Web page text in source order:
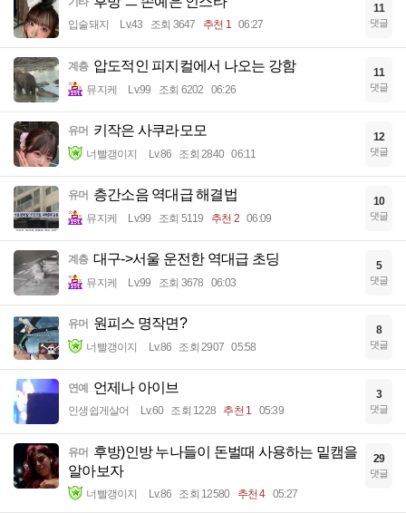
입술돼지 Lv.43 조회 3647 추천 1 06:27
11
댓글
계층 압도적인 피지컬에서 나오는 강함
뮤지케 Lv.99 조회 6202 06:26
11
댓글
유머 키작은 사쿠라모모
너빨갱이지 Lv.86 조회 2840 06:11
12
댓글
유머 층간소음 역대급 해결법
뮤지케 Lv.99 조회 5119 추천 2 06:09
10
댓글
계층 대구->서울 운전한 역대급 초딩
뮤지케 Lv.99 조회 3678 06:03
5
댓글
유머 원피스 명작면?
너빨갱이지 Lv.86 조회 2907 05:58
8
댓글
연예 언제나 아이브
인생쉽게살어 Lv.60 조회 1228 추천 1 05:39
3
댓글
유머 후방)인방 누나들이 돈벌때 사용하는 밑캠을
알아보자
너빨갱이지 Lv.86 조회 12580 추천 4 05:27
29
댓글